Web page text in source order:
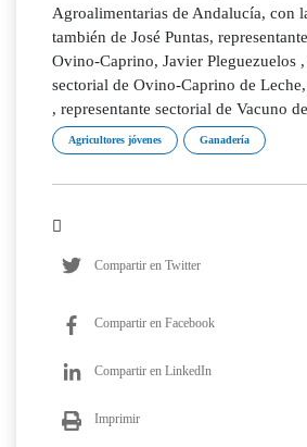
Agroalimentarias de Andalucía, con
también de José Puntas,
Ovino-Caprino, Javier Pleguezuelos ,
sectorial de Ovino-Caprino de
, representante sectorial de Vacuno
Agricultores jóvenes Ganadería
Compartir en Twitter
Compartir en Facebook
Compartir en LinkedIn
Imprimir